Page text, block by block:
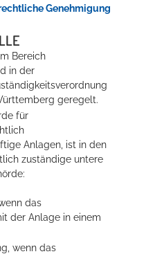
Genehmigung
Bereich
in der
geregelt.
für
Anlagen, ist in den
zuständige untere
das
der Anlage in einem
wenn das